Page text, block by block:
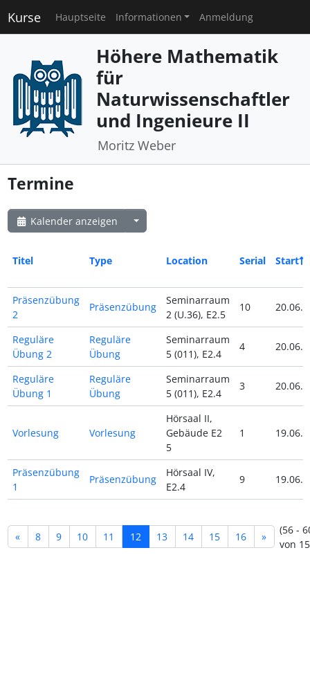
Kurse Hauptseite Informationen Anmeldung
Höhere Mathematik
für
Naturwissenschaftler
und Ingenieure II
Moritz Weber
Termine
Kalender anzeigen
Titel Type Location Serial Start
Präsenzübung
2
Präsenzübung
Seminarraum
2 (U.36), E2.5
10
Reguläre
Übung 2
Reguläre
Übung
Seminarraum
5 (011), E2.4
4
Reguläre
Übung 1
Reguläre
Übung
Seminarraum
5 (011), E2.4
3
Vorlesung Vorlesung
Hörsaal II,
Gebäude E2
5
1
Präsenzübung
1
Präsenzübung
Hörsaal IV,
E2.4
9
« 8 9 10 11 12 13 14 15 16 »
(56 -
von